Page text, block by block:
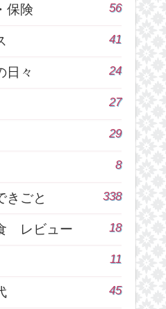
保険 56
41
日々 24
27
29
8
きごと 338
レビュー 18
11
45